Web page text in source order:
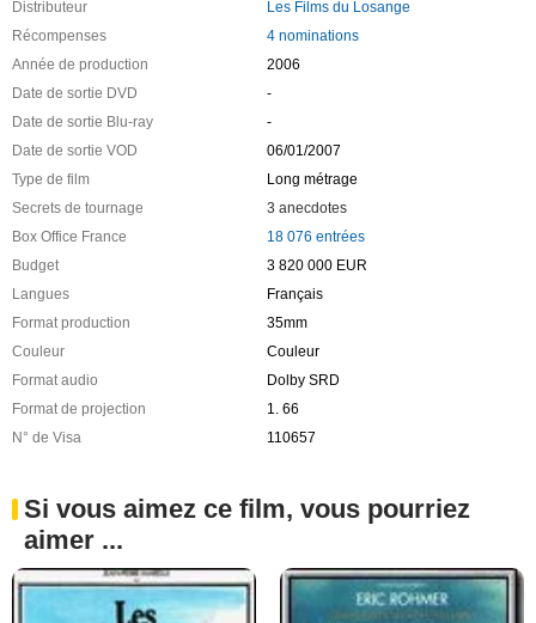
Distributeur
Les Films du Losange
Récompenses
4 nominations
Année de production
2006
Date de sortie DVD
-
Date de sortie Blu-ray
-
Date de sortie VOD
06/01/2007
Type de film
Long métrage
Secrets de tournage
3 anecdotes
Box Office France
18 076 entrées
Budget
3 820 000 EUR
Langues
Français
Format production
35mm
Couleur
Couleur
Format audio
Dolby SRD
Format de projection
1. 66
N° de Visa
110657
Si vous aimez ce film, vous pourriez
aimer ...